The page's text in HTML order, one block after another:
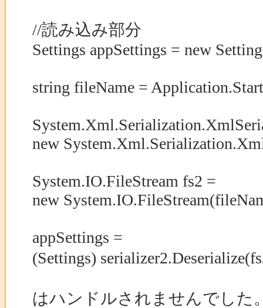
//読み込み部分
Settings appSettings = new
string fileName =
new
System.IO.FileStream fs2 =
new
appSettings =
(Settings)
はハンドルされませんでした